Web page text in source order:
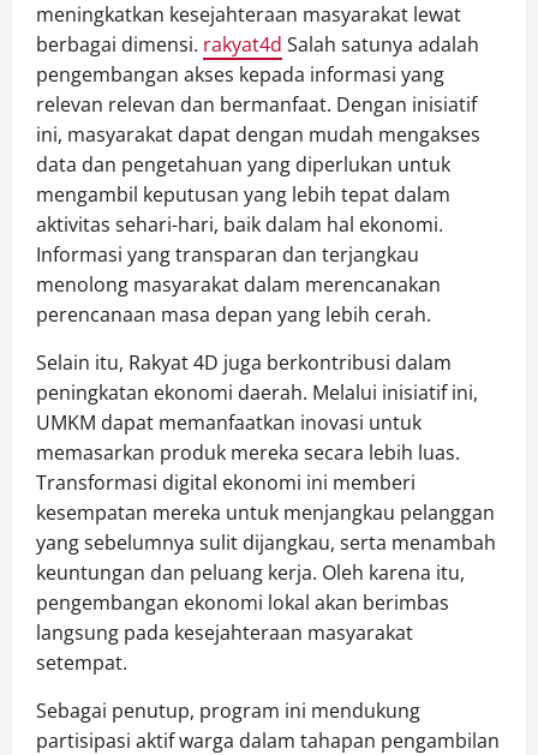
meningkatkan kesejahteraan masyarakat lewat
berbagai dimensi. rakyat4d Salah satunya adalah
pengembangan akses kepada informasi yang
relevan relevan dan bermanfaat. Dengan inisiatif
ini, masyarakat dapat dengan mudah mengakses
data dan pengetahuan yang diperlukan untuk
mengambil keputusan yang lebih tepat dalam
aktivitas sehari-hari, baik dalam hal ekonomi.
Informasi yang transparan dan terjangkau
menolong masyarakat dalam merencanakan
perencanaan masa depan yang lebih cerah.
Selain itu, Rakyat 4D juga berkontribusi dalam
peningkatan ekonomi daerah. Melalui inisiatif ini,
UMKM dapat memanfaatkan inovasi untuk
memasarkan produk mereka secara lebih luas.
Transformasi digital ekonomi ini memberi
kesempatan mereka untuk menjangkau pelanggan
yang sebelumnya sulit dijangkau, serta menambah
keuntungan dan peluang kerja. Oleh karena itu,
pengembangan ekonomi lokal akan berimbas
langsung pada kesejahteraan masyarakat
setempat.
Sebagai penutup, program ini mendukung
partisipasi aktif warga dalam tahapan pengambilan